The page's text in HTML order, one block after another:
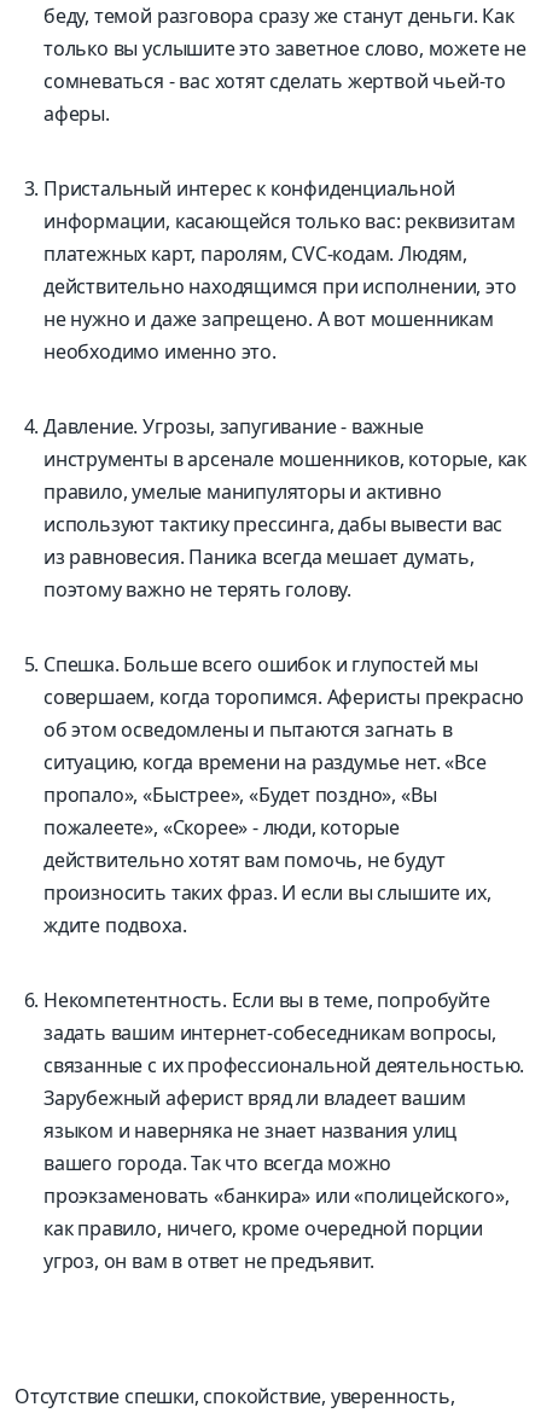
беду, темой разговора сразу же станут деньги. Как
только вы услышите это заветное слово, можете не
сомневаться - вас хотят сделать жертвой чьей-то
аферы.
Пристальный интерес к конфиденциальной
информации, касающейся только вас: реквизитам
платежных карт, паролям, CVC-кодам. Людям,
действительно находящимся при исполнении, это
не нужно и даже запрещено. А вот мошенникам
необходимо именно это.
Давление. Угрозы, запугивание - важные
инструменты в арсенале мошенников, которые, как
правило, умелые манипуляторы и активно
используют тактику прессинга, дабы вывести вас
из равновесия. Паника всегда мешает думать,
поэтому важно не терять голову.
Спешка. Больше всего ошибок и глупостей мы
совершаем, когда торопимся. Аферисты прекрасно
об этом осведомлены и пытаются загнать в
ситуацию, когда времени на раздумье нет. «Все
пропало», «Быстрее», «Будет поздно», «Вы
пожалеете», «Скорее» - люди, которые
действительно хотят вам помочь, не будут
произносить таких фраз. И если вы слышите их,
ждите подвоха.
Некомпетентность. Если вы в теме, попробуйте
задать вашим интернет-собеседникам вопросы,
связанные с их профессиональной деятельностью.
Зарубежный аферист вряд ли владеет вашим
языком и наверняка не знает названия улиц
вашего города. Так что всегда можно
проэкзаменовать «банкира» или «полицейского»,
как правило, ничего, кроме очередной порции
угроз, он вам в ответ не предъявит.
Отсутствие спешки, спокойствие, уверенность,